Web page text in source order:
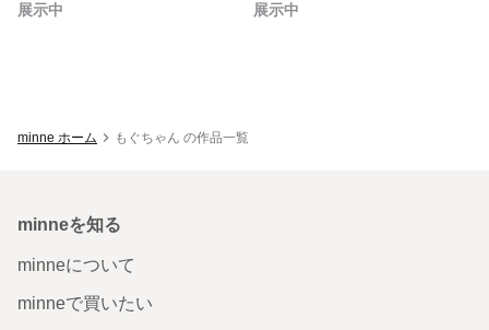
展示中 展示中
minne ホーム もぐちゃん の作品一覧
minneを知る
minneについて
minneで買いたい